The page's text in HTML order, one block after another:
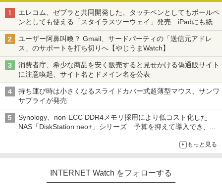
エレコム、ゼブラと共同開発した、タッチペンとしてもボールペ
ンとしても使える「スタイラスツーウェイ」発売 iPadにも紙に
も、持ち替えずに書き込める
ユーザー阿鼻叫喚？ Gmail、サードパーティの「送信元アドレ
ス」のサポートを打ち切りへ【やじうまWatch】
消費者庁、希少な商品を安く販売すると見せかける偽通販サイト
に注意喚起、サイト名とドメイン名を公表
持ち運び時は小さくなるスライドカバー式超薄型マウス、サンワ
サプライが発売
Synology、non-ECC DDR4メモリ採用により低コスト化した
NAS「DiskStation neo+」シリーズ 予算を抑えて導入でき、
もっと見る
INTERNET Watch をフォローする